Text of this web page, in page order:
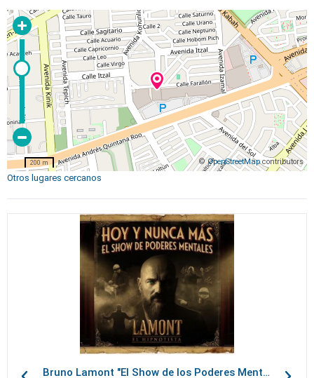
©OpenStreetMapcontributors
200 m
Otros lugares cercanos
Bruno Lamont "El Show de los Poderes Mentales"